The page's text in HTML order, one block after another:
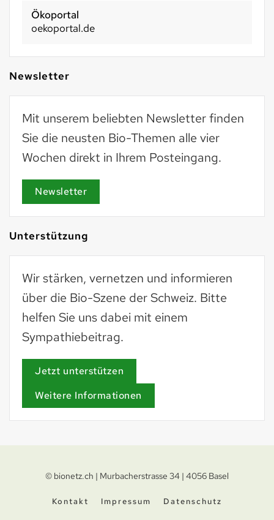
Ökoportal
oekoportal.de
Newsletter
Mit unserem beliebten Newsletter finden
Sie die neusten Bio-Themen alle vier
Wochen direkt in Ihrem Posteingang.
Newsletter
Unterstützung
Wir stärken, vernetzen und informieren
über die Bio-Szene der Schweiz. Bitte
helfen Sie uns dabei mit einem
Sympathiebeitrag.
Jetzt unterstützen
Weitere Informationen
© bionetz.ch | Murbacherstrasse 34 | 4056 Basel
Kontakt Impressum Datenschutz